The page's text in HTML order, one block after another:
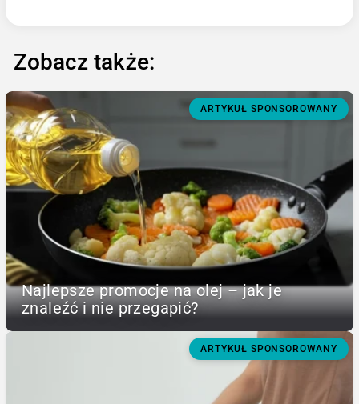
Zobacz także:
ARTYKUŁ SPONSOROWANY
Najlepsze promocje na olej – jak je
znaleźć i nie przegapić?
ARTYKUŁ SPONSOROWANY